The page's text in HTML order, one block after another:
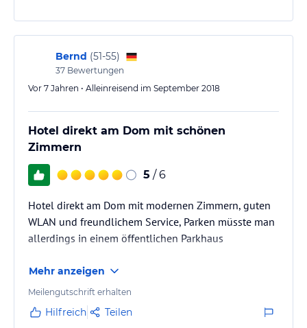
Bernd (51-55)
37 Bewertungen
Vor 7 Jahren • Alleinreisend im September 2018
Hotel direkt am Dom mit schönen
Zimmern
5 / 6
Hotel direkt am Dom mit modernen Zimmern, guten
WLAN und freundlichem Service, Parken müsste man
allerdings in einem öffentlichen Parkhaus
Mehr anzeigen
Meilengutschrift erhalten
Hilfreich Teilen